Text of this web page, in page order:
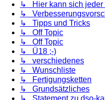
↳ Hier kann sich jeder
↳
↳ Tipps und Tricks
↳ Off Topic
↳ Off Topic
↳ Ü18 ;-)
↳ verschiedenes
↳ Wunschliste
↳ Fertigungsketten
↳ Grundsätzliches
↳ Statement zu dso-